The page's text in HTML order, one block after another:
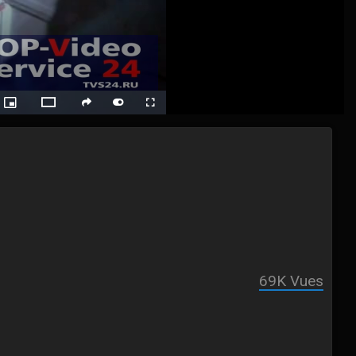
Picture-
in-
Switch
to
Fullscreen
69KVues